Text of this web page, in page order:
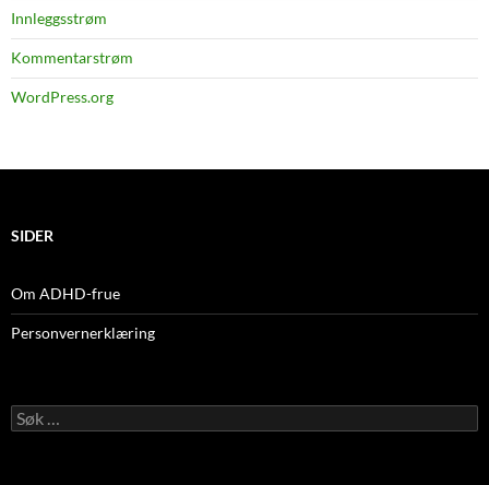
Innleggsstrøm
Kommentarstrøm
WordPress.org
SIDER
Om ADHD-frue
Personvernerklæring
Søk
etter: